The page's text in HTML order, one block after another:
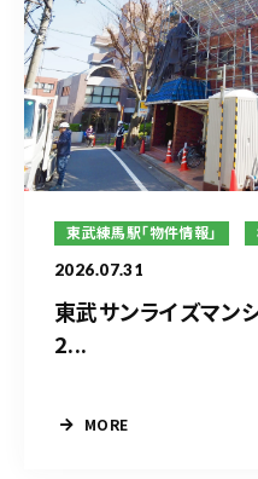
東武練馬駅「物件情報」
2026.07.31
東武サンライズマン
2...
MORE